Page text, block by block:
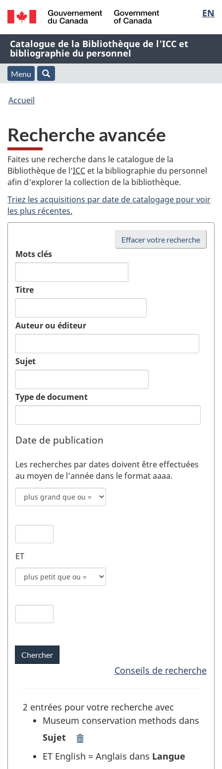
Passer
au
contenu
principal
Passer
à
« À
propos
de
application
Passer
à
la
version
HTML
de
la
EN
/
Government
of
Canada
Nom
de
l'application
Web
Catalogue de la Bibliothèque de l'ICC et
bibliographie du personnel
Menu
et
Menu
Vous
ici
Accueil
Recherche avancée
Faites une recherche dans le catalogue de la
Bibliothèque de l'ICC et la bibliographie du personnel
afin d'explorer la collection de la bibliothèque.
Triez les acquisitions par date de catalogage pour voir
les plus récentes.
Effacer votre recherche
Mots clés
Titre
Auteur ou éditeur
Sujet
Type de document
Date de publication
Les recherches par dates doivent être effectuées
au moyen de l’année dans le format aaaa.
Mode
de
pour
publication
champs
1
Date
1
ET
Mode
de
pour
champs
2
Date
Conseils de recherche
2 entrées pour votre recherche avec
Museum conservation methods dans
Sujet
conservation
ET English = Anglais dans Langue